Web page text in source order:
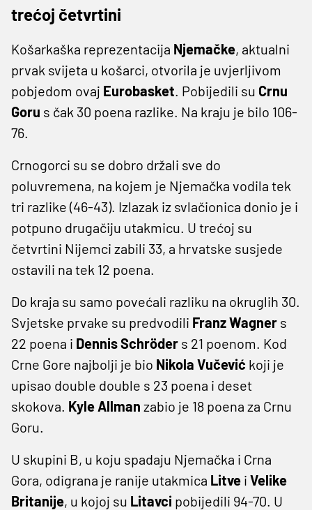
trećoj četvrtini
Košarkaška reprezentacija Njemačke, aktualni
prvak svijeta u košarci, otvorila je uvjerljivom
pobjedom ovaj Eurobasket. Pobijedili su Crnu
Goru s čak 30 poena razlike. Na kraju je bilo 106-
76.
Crnogorci su se dobro držali sve do
poluvremena, na kojem je Njemačka vodila tek
tri razlike (46-43). Izlazak iz svlačionica donio je i
potpuno drugačiju utakmicu. U trećoj su
četvrtini Nijemci zabili 33, a hrvatske susjede
ostavili na tek 12 poena.
Do kraja su samo povećali razliku na okruglih 30.
Svjetske prvake su predvodili Franz Wagner s
22 poena i Dennis Schröder s 21 poenom. Kod
Crne Gore najbolji je bio Nikola Vučević koji je
upisao double double s 23 poena i deset
skokova. Kyle Allman zabio je 18 poena za Crnu
Goru.
U skupini B, u koju spadaju Njemačka i Crna
Gora, odigrana je ranije utakmica Litve i Velike
Britanije, u kojoj su Litavci pobijedili 94-70. U